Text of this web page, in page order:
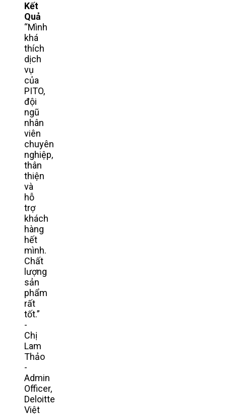
Kết
Quả
“Mình
khá
thích
dịch
vụ
của
PITO,
đội
ngũ
nhân
viên
chuyên
nghiệp,
thân
thiện
và
hỗ
trợ
khách
hàng
hết
mình.
Chất
lượng
sản
phẩm
rất
tốt.”
-
Chị
Lam
Thảo
-
Admin
Officer,
Deloitte
Việt